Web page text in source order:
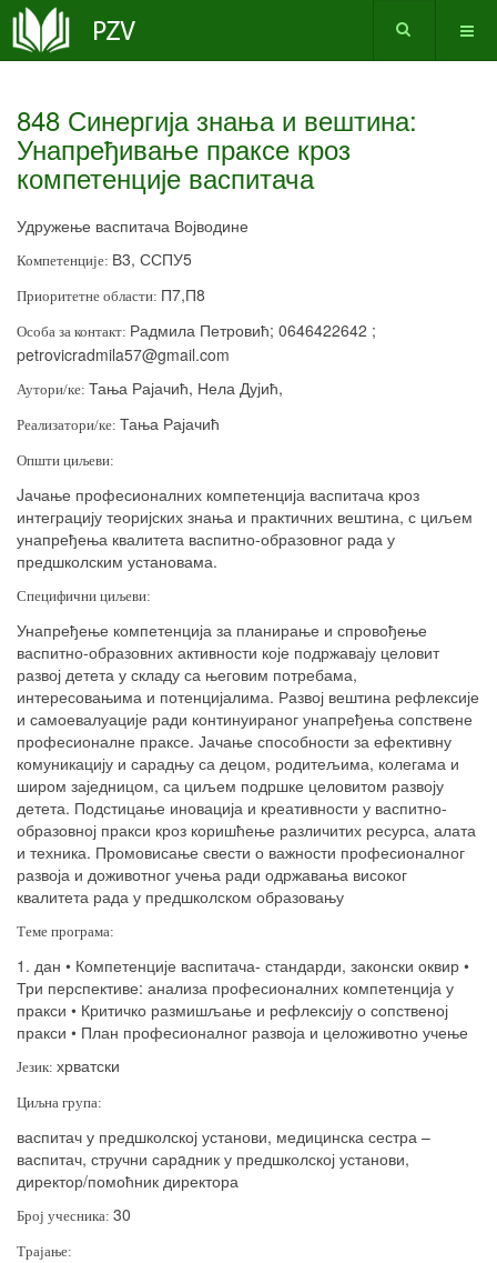
848 Синергија знања и вештина:
Унапређивање праксе кроз
компетенције васпитача
Удружење васпитача Војводине
Компетенције: В3, ССПУ5
Приоритетне области: П7,П8
Особа за контакт: Радмила Петровић; 0646422642 ;
petrovicradmila57@gmail.com
Аутори/ке: Тања Рајачић, Нела Дујић,
Реализатори/ке: Тања Рајачић
Општи циљеви:
Jачање професионалних компетенција васпитача кроз
интеграцију теоријских знања и практичних вештина, с циљем
унапређења квалитета васпитно-образовног рада у
предшколским установама.
Специфични циљеви:
Унапређење компетенција за планирање и спровођење
васпитно-образовних активности које подржавају целовит
развој детета у складу са његовим потребама,
интересовањима и потенцијалима. Развој вештина рефлексије
и самоевалуације ради континуираног унапређења сопствене
професионалне праксе. Јачање способности за ефективну
комуникацију и сарадњу са децом, родитељима, колегама и
широм заједницом, са циљем подршке целовитом развоју
детета. Подстицање иновација и креативности у васпитно-
образовној пракси кроз коришћење различитих ресурса, алата
и техника. Промовисање свести о важности професионалног
развоја и доживотног учења ради одржавања високог
квалитета рада у предшколском образовању
Теме програма:
1. дан • Компетенције васпитача- стандарди, законски оквир •
Три перспективе: анализа професионалних компетенција у
пракси • Критичко размишљање и рефлексију о сопственој
пракси • План професионалног развоја и целоживотно учење
Језик: хрватски
Циљна група:
васпитач у предшколској установи, медицинска сестра –
васпитач, стручни сарaдник у предшколској установи,
директор/помоћник директора
Број учесника: 30
Трајање: